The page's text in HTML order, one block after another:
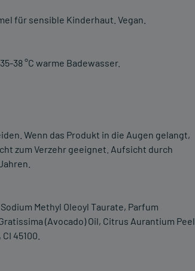
für sensible Kinderhaut. Vegan.
38 °C warme Badewasser.
Wenn das Produkt in die Augen gelangt,
zum Verzehr geeignet. Aufsicht durch
Methyl Oleoyl Taurate, Parfum
(Avocado) Oil, Citrus Aurantium Peel
45100.